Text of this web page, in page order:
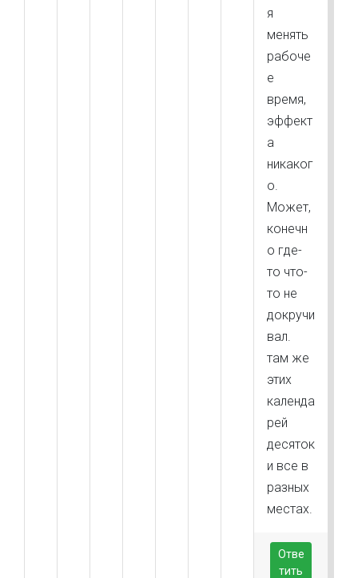
я
менять
рабоче
е
время,
эффект
а
никаког
о.
Может,
конечн
о где-
то что-
то не
докручи
вал.
там же
этих
календа
рей
десяток
и все в
разных
местах.
Отве
тить